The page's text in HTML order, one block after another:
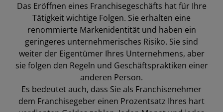
Das Eröffnen eines Franchisegeschäfts hat für Ihre
Tätigkeit wichtige Folgen. Sie erhalten eine
renommierte Markenidentität und haben ein
geringeres unternehmerisches Risiko. Sie sind
weiter der Eigentümer Ihres Unternehmens, aber
sie folgen den Regeln und Geschäftspraktiken einer
anderen Person.
Es bedeutet auch, dass Sie als Franchisenehmer
dem Franchisegeber einen Prozentsatz Ihres hart